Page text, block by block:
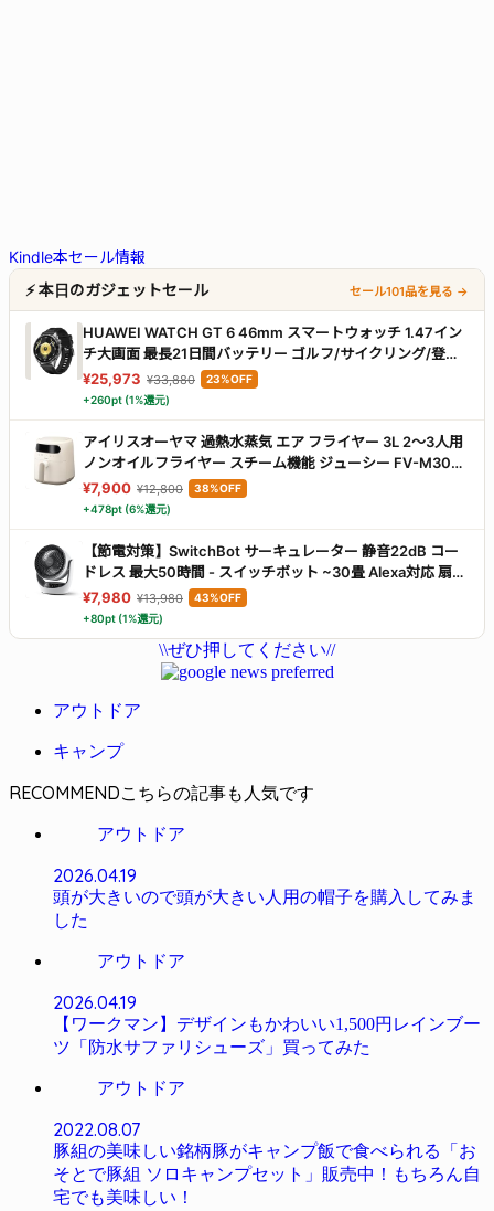
Kindle本セール情報
⚡ 本日のガジェットセール
セール101品を見る →
HUAWEI WATCH GT 6 46mm スマートウォッチ 1.47イン
チ大画面 最長21日間バッテリー ゴルフ/サイクリング/登山
スポーツモード100種類以上 GPS搭載 情緒/健康モニタリン
グ iOS & Android対応 ブラック
¥25,973 ¥33,880
23%OFF
+260pt (1%還元)
アイリスオーヤマ 過熱水蒸気 エア フライヤー 3L 2～3人用
ノンオイルフライヤー スチーム機能 ジューシー FV-M30A-
C アイボリー
¥7,900 ¥12,800
38%OFF
+478pt (6%還元)
【節電対策】SwitchBot サーキュレーター 静音22dB コー
ドレス 最大50時間 - スイッチボット ~30畳 Alexa対応 扇風
機 DCモーター 3D首振り 無段階風量調整 充電式バッテリー
搭載 リモコン付き 梅雨対策 省エネ
¥7,980 ¥13,980
43%OFF
+80pt (1%還元)
\\ぜひ押してください//
アウトドア
キャンプ
RECOMMEND
アウトドア
2026.04.19
頭が大きいので頭が大きい人用の帽子を購入してみま
した
アウトドア
2026.04.19
【ワークマン】デザインもかわいい1,500円レインブー
ツ「防水サファリシューズ」買ってみた
アウトドア
2022.08.07
豚組の美味しい銘柄豚がキャンプ飯で食べられる「お
そとで豚組 ソロキャンプセット」販売中！もちろん自
宅でも美味しい！